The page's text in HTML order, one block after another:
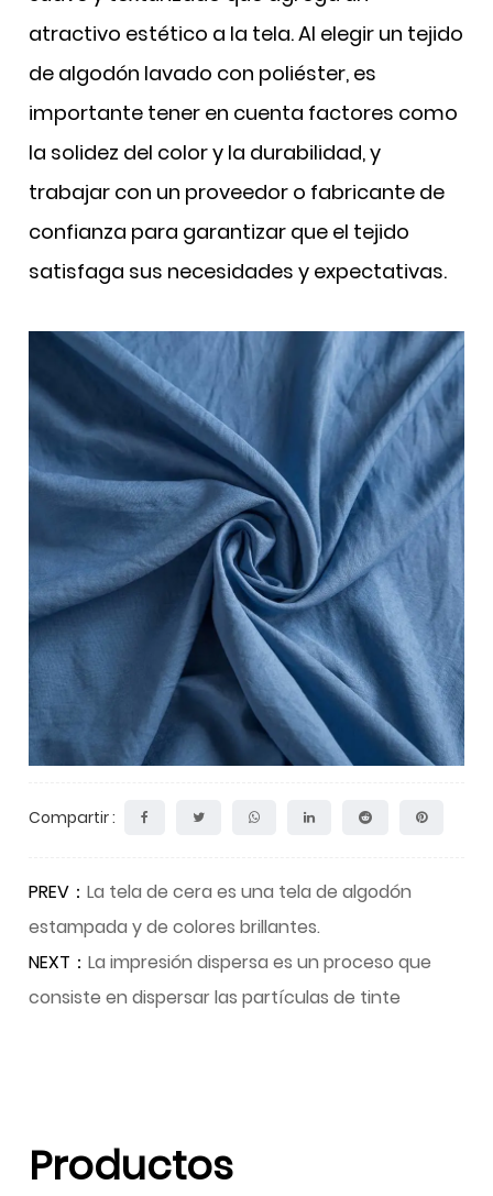
atractivo estético a la tela. Al elegir un tejido
de algodón lavado con poliéster, es
importante tener en cuenta factores como
la solidez del color y la durabilidad, y
trabajar con un proveedor o fabricante de
confianza para garantizar que el tejido
satisfaga sus necesidades y expectativas.
Compartir :
PREV：La tela de cera es una tela de algodón
estampada y de colores brillantes.
NEXT：La impresión dispersa es un proceso que
consiste en dispersar las partículas de tinte
Productos